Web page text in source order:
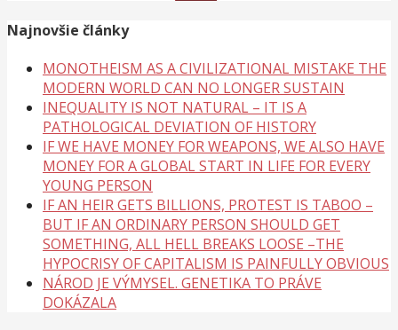
Najnovšie články
MONOTHEISM AS A CIVILIZATIONAL MISTAKE THE
MODERN WORLD CAN NO LONGER SUSTAIN
INEQUALITY IS NOT NATURAL – IT IS A
PATHOLOGICAL DEVIATION OF HISTORY
IF WE HAVE MONEY FOR WEAPONS, WE ALSO HAVE
MONEY FOR A GLOBAL START IN LIFE FOR EVERY
YOUNG PERSON
IF AN HEIR GETS BILLIONS, PROTEST IS TABOO –
BUT IF AN ORDINARY PERSON SHOULD GET
SOMETHING, ALL HELL BREAKS LOOSE –THE
HYPOCRISY OF CAPITALISM IS PAINFULLY OBVIOUS
NÁROD JE VÝMYSEL. GENETIKA TO PRÁVE
DOKÁZALA